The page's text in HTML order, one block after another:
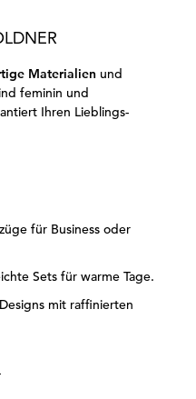
Materialien und
feminin und
Ihren Lieblings-
für Business oder
Sets für warme Tage.
mit raffinierten